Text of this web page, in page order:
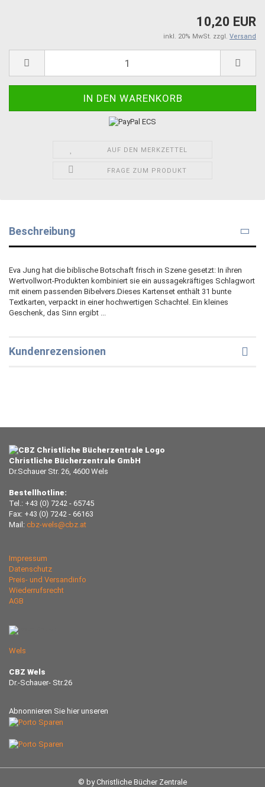
10,20 EUR
inkl. 20% MwSt. zzgl. Versand
AUF DEN MERKZETTEL
FRAGE ZUM PRODUKT
Beschreibung
Eva Jung hat die biblische Botschaft frisch in Szene gesetzt: In ihren
Wertvollwort-Produkten kombiniert sie ein aussagekräftiges Schlagwort
mit einem passenden Bibelvers.Dieses Kartenset enthält 31 bunte
Textkarten, verpackt in einer hochwertigen Schachtel. Ein kleines
Geschenk, das Sinn ergibt ...
Kundenrezensionen
Christliche Bücherzentrale GmbH
Dr.Schauer Str. 26, 4600 Wels
Bestellhotline:
Tel.: +43 (0) 7242 - 65745
Fax: +43 (0) 7242 - 66163
Mail: cbz-wels@cbz.at
Impressum
Datenschutz
Preis- und Versandinfo
Wiederrufsrecht
AGB
Wels
CBZ Wels
Dr.-Schauer- Str.26
Abnonnieren Sie hier unseren
© by Christliche Bücher Zentrale